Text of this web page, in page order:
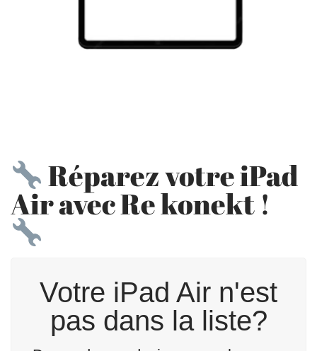
Réparez votre iPad
Air avec Re konekt !
Votre iPad Air n'est
pas dans la liste?